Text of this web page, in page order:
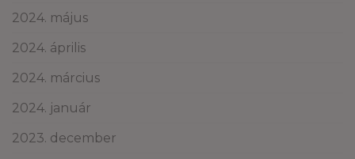
2024. május
2024. április
2024. március
2024. január
2023. december